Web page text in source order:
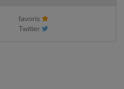
favoris
Twitter